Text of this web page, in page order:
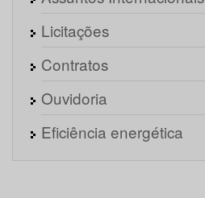
Licitações
Contratos
Ouvidoria
Eficiência energética